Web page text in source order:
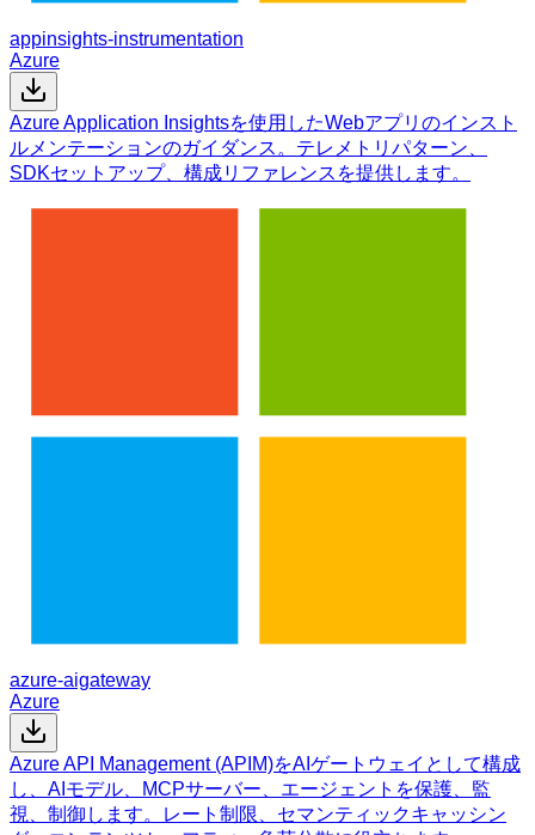
appinsights-instrumentation
Azure
Azure Application Insightsを使用したWebアプリのインスト
ルメンテーションのガイダンス。テレメトリパターン、
SDKセットアップ、構成リファレンスを提供します。
azure-aigateway
Azure
Azure API Management (APIM)をAIゲートウェイとして構成
し、AIモデル、MCPサーバー、エージェントを保護、監
視、制御します。レート制限、セマンティックキャッシン